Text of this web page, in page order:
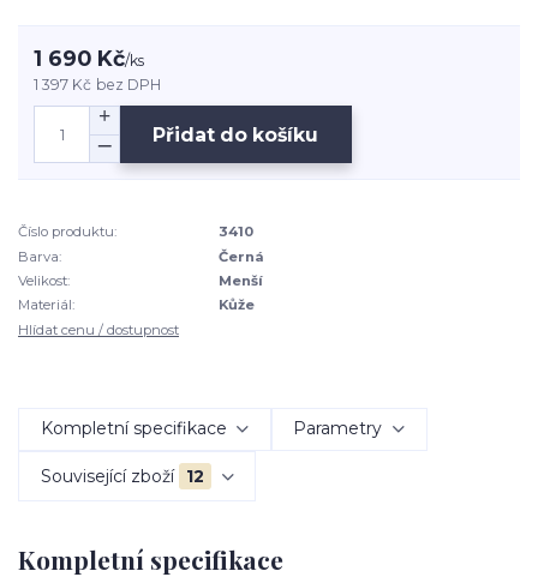
1 690 Kč/ks
1 397 Kč bez DPH
Přidat do košíku
Číslo produktu:
3410
Barva:
Černá
Velikost:
Menší
Materiál:
Kůže
Hlídat cenu / dostupnost
Kompletní specifikace Parametry
Související zboží 12
Kompletní specifikace